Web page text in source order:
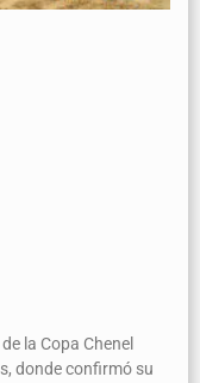
la Copa Chenel
donde confirmó su